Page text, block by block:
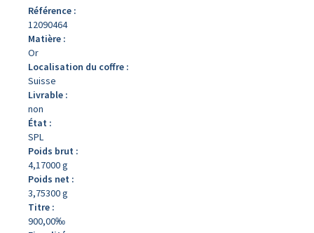
Référence :
12090464
Matière :
Or
Localisation du coffre :
Suisse
Livrable :
non
État :
SPL
Poids brut :
4,17000 g
Poids net :
3,75300 g
Titre :
900,00‰